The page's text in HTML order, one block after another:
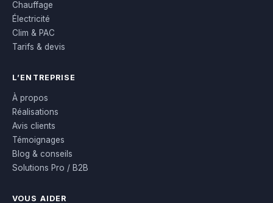
Chauffage
Électricité
Clim & PAC
Tarifs & devis
L’ENTREPRISE
À propos
Réalisations
Avis clients
Témoignages
Blog & conseils
Solutions Pro / B2B
VOUS AIDER